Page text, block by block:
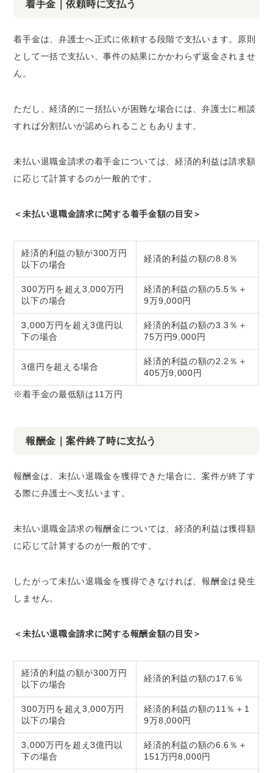
着手金｜依頼時に支払う
着手金は、弁護士へ正式に依頼する段階で支払います。原則
として一括で支払い、事件の結果にかかわらず返金されませ
ん。
ただし、経済的に一括払いが困難な場合には、弁護士に相談
すれば分割払いが認められることもあります。
未払い退職金請求の着手金については、経済的利益は請求額
に応じて計算するのが一般的です。
＜未払い退職金請求に関する着手金額の目安＞
経済的利益の額が300万円
以下の場合
経済的利益の額の8.8％
300万円を超え3,000万円
以下の場合
経済的利益の額の5.5％＋
9万9,000円
3,000万円を超え3億円以
下の場合
経済的利益の額の3.3％＋
75万円9,000円
3億円を超える場合
経済的利益の額の2.2％＋
405万9,000円
※着手金の最低額は11万円
報酬金｜案件終了時に支払う
報酬金は、未払い退職金を獲得できた場合に、案件が終了す
る際に弁護士へ支払います。
未払い退職金請求の報酬金については、経済的利益は獲得額
に応じて計算するのが一般的です。
したがって未払い退職金を獲得できなければ、報酬金は発生
しません。
＜未払い退職金請求に関する報酬金額の目安＞
経済的利益の額が300万円
以下の場合
経済的利益の額の17.6％
300万円を超え3,000万円
以下の場合
経済的利益の額の11％＋1
9万8,000円
3,000万円を超え3億円以
下の場合
経済的利益の額の6.6％＋
151万円8,000円